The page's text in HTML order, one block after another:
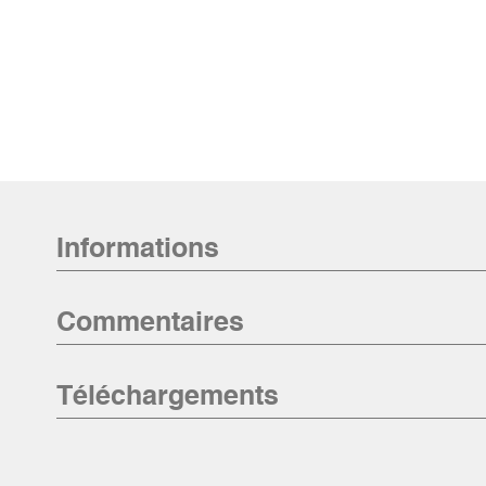
Informations
Commentaires
Téléchargements